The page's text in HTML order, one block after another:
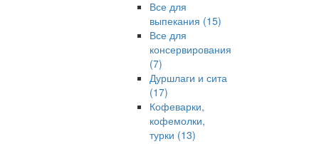
Все для
выпекания (15)
Все для
консервирования
(7)
Дуршлаги и сита
(17)
Кофеварки,
кофемолки,
турки (13)